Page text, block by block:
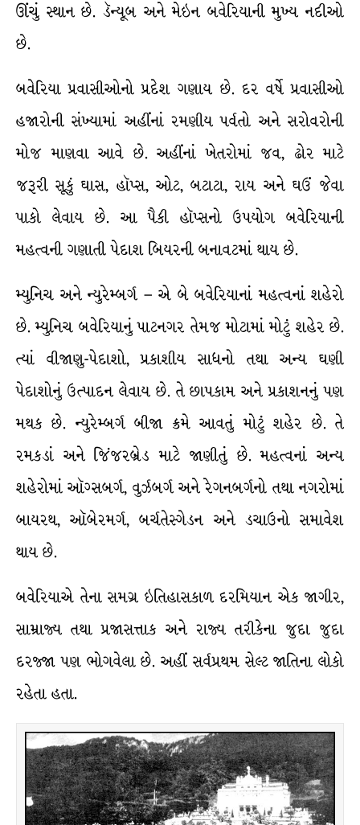
ઊંચું સ્થાન છે. ડૅન્યૂબ અને મેઇન બવેરિયાની મુખ્ય નદીઓ
છે.
બવેરિયા પ્રવાસીઓનો પ્રદેશ ગણાય છે. દર વર્ષે પ્રવાસીઓ
હજારોની સંખ્યામાં અહીંનાં રમણીય પર્વતો અને સરોવરોની
મોજ માણવા આવે છે. અહીંનાં ખેતરોમાં જવ, ઢોર માટે
જરૂરી સૂકું ઘાસ, હૉપ્સ, ઓટ, બટાટા, રાય અને ઘઉં જેવા
પાકો લેવાય છે. આ પૈકી હૉપ્સનો ઉપયોગ બવેરિયાની
મહત્વની ગણાતી પેદાશ બિયરની બનાવટમાં થાય છે.
મ્યુનિચ અને ન્યુરેમ્બર્ગ – એ બે બવેરિયાનાં મહત્વનાં શહેરો
છે. મ્યુનિચ બવેરિયાનું પાટનગર તેમજ મોટામાં મોટું શહેર છે.
ત્યાં વીજાણુ-પેદાશો, પ્રકાશીય સાધનો તથા અન્ય ઘણી
પેદાશોનું ઉત્પાદન લેવાય છે. તે છાપકામ અને પ્રકાશનનું પણ
મથક છે. ન્યુરેમ્બર્ગ બીજા ક્રમે આવતું મોટું શહેર છે. તે
રમકડાં અને જિંજરબ્રેડ માટે જાણીતું છે. મહત્વનાં અન્ય
શહેરોમાં ઑગ્સબર્ગ, વુર્ઝબર્ગ અને રેગનબર્ગનો તથા નગરોમાં
બાયરથ, ઑબેરમર્ગ, બર્ચતેસ્ગેડન અને ડચાઉનો સમાવેશ
થાય છે.
બવેરિયાએ તેના સમગ્ર ઇતિહાસકાળ દરમિયાન એક જાગીર,
સામ્રાજ્ય તથા પ્રજાસત્તાક અને રાજ્ય તરીકેના જુદા જુદા
દરજ્જા પણ ભોગવેલા છે. અહીં સર્વપ્રથમ સેલ્ટ જાતિના લોકો
રહેતા હતા.